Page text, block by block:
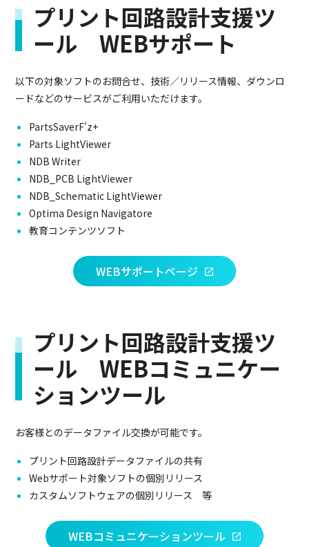
プリント回路設計支援ツ
ール WEBサポート
以下の対象ソフトのお問合せ、技術／リリース情報、ダウンロ
ードなどのサービスがご利用いただけます。
PartsSaverF'z+
Parts LightViewer
NDB Writer
NDB_PCB LightViewer
NDB_Schematic LightViewer
Optima Design Navigatore
教育コンテンツソフト
WEBサポートページ
プリント回路設計支援ツ
ール WEBコミュニケー
ションツール
お客様とのデータファイル交換が可能です。
プリント回路設計データファイルの共有
Webサポート対象ソフトの個別リリース
カスタムソフトウェアの個別リリース 等
WEBコミュニケーションツール